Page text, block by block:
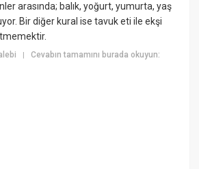
arasında; balık, yoğurt, yumurta, yaş
Bir diğer kural ise tavuk eti ile ekşi
|Cevabın tamamını burada okuyun: